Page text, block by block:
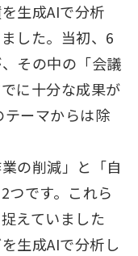
生成AIで分析
した。当初、6
その中の「会議
に十分な成果が
ーマからは除
の削減」と「自
つです。これら
えていました
生成AIで分析し